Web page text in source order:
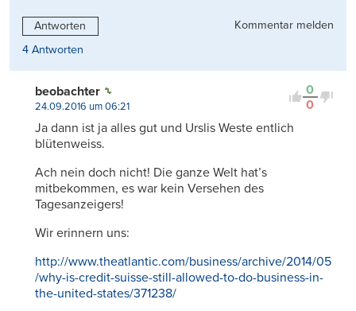
Antworten
Kommentar melden
4 Antworten
0
0
beobachter
24.09.2016 um 06:21
Ja dann ist ja alles gut und Urslis Weste entlich
blütenweiss.
Ach nein doch nicht! Die ganze Welt hat’s
mitbekommen, es war kein Versehen des
Tagesanzeigers!
Wir erinnern uns:
http://www.theatlantic.com/business/archive/2014/05
/why-is-credit-suisse-still-allowed-to-do-business-in-
the-united-states/371238/